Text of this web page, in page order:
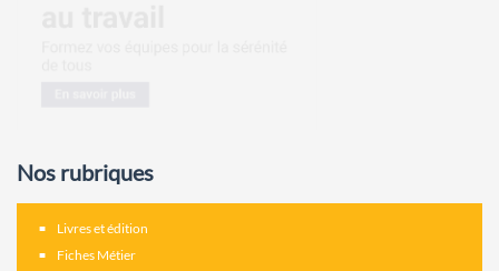
Nos rubriques
Livres et édition
Fiches Métier